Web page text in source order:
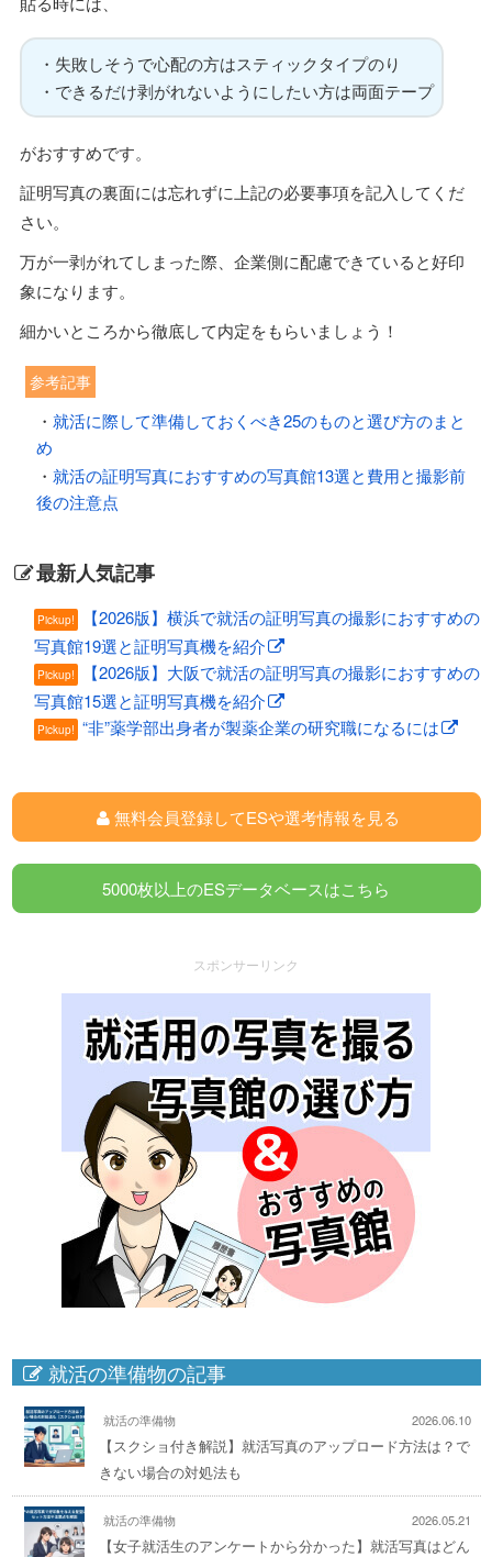
・失敗しそうで心配の方はスティックタイプのり
・できるだけ剥がれないようにしたい方は両面テープ
がおすすめです。
証明写真の裏面には忘れずに上記の必要事項を記入してくだ
さい。
万が一剥がれてしまった際、企業側に配慮できていると好印
象になります。
細かいところから徹底して内定をもらいましょう！
参考記事
・ 就活に際して準備しておくべき25のものと選び方のまと
め
・ 就活の証明写真におすすめの写真館13選と費用と撮影前
後の注意点
最新人気記事
Pickup!
【2026版】横浜で就活の証明写真の撮影におすすめの
写真館19選と証明写真機を紹介
Pickup!
【2026版】大阪で就活の証明写真の撮影におすすめの
写真館15選と証明写真機を紹介
Pickup! “非”薬学部出身者が製薬企業の研究職になるには
無料会員登録してESや選考情報を見る
5000枚以上のESデータベースはこちら
スポンサーリンク
就活の準備物の記事
就活の準備物 2026.06.10
【スクショ付き解説】就活写真のアップロード方法は？で
きない場合の対処法も
就活の準備物 2026.05.21
【女子就活生のアンケートから分かった】就活写真はどん